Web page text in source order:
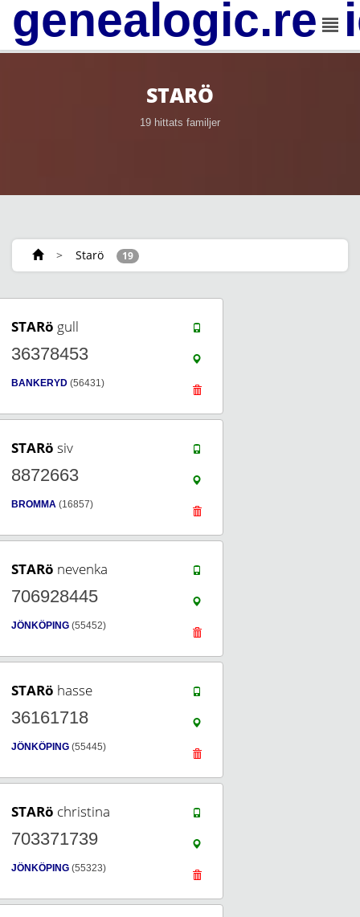
STARÖ
19 hittats familjer
> Starö 19
STARö gull
36378453
BANKERYD (56431)
STARö siv
8872663
BROMMA (16857)
STARö nevenka
706928445
JÖNKÖPING (55452)
STARö hasse
36161718
JÖNKÖPING (55445)
STARö christina
703371739
JÖNKÖPING (55323)